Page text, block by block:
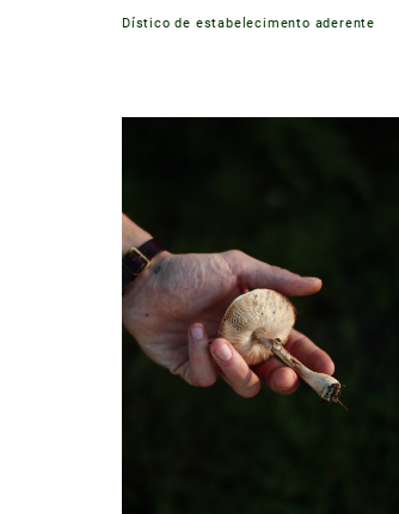
Dístico de estabelecimento aderente